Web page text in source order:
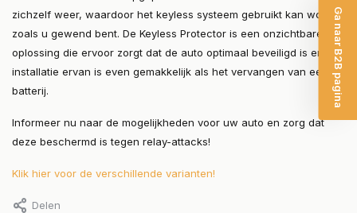
zichzelf weer, waardoor het keyless systeem gebruikt kan worden
zoals u gewend bent. De Keyless Protector is een onzichtbare
oplossing die ervoor zorgt dat de auto optimaal beveiligd is en de
installatie ervan is even gemakkelijk als het vervangen van een
batterij.
Informeer nu naar de mogelijkheden voor uw auto en zorg dat
deze beschermd is tegen relay-attacks!
Klik hier voor de verschillende varianten!
Delen
Ga naar B2B pagina